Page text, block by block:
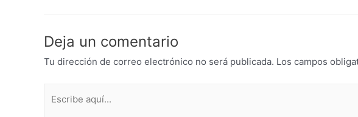
Deja un comentario
Tu dirección de correo electrónico no será publicada. Los campos